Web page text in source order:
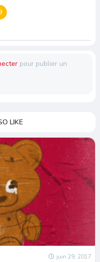
pour publier un
LIKE
juin 29, 2017